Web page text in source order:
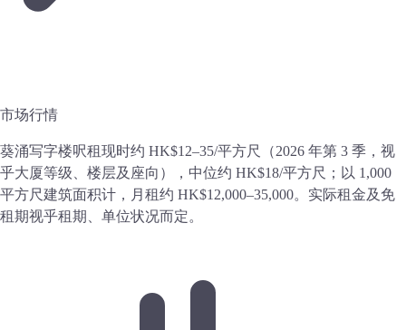
市场行情
葵涌写字楼呎租现时约 HK$12–35/平方尺（2026 年第 3 季，视
乎大厦等级、楼层及座向），中位约 HK$18/平方尺；以 1,000
平方尺建筑面积计，月租约 HK$12,000–35,000。实际租金及免
租期视乎租期、单位状况而定。